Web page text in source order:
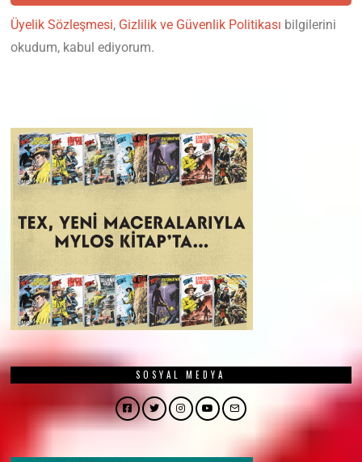
Üyelik Sözleşmesi, Gizlilik ve Güvenlik Politikası bilgilerini
okudum, kabul ediyorum.
SOSYAL MEDYA
Facebook
TwitterInstagram
YouTubeEmail